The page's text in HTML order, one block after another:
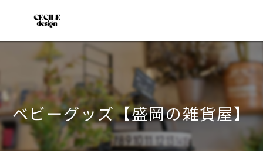
ベビーグッズ【盛岡の雑貨屋】